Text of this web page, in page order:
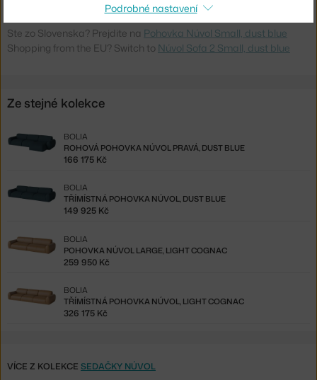
Ste zo Slovenska? Prejdite na Pohovka Núvol Small, dust blue
Shopping from the EU? Switch to Núvol Sofa 2 Small, dust blue
Ze stejné kolekce
ROHOVÁ POHOVKA NÚVOL PRAVÁ, DUST BLUE
BOLIA
166 175 Kč
TŘÍMÍSTNÁ POHOVKA NÚVOL, DUST BLUE
BOLIA
149 925 Kč
POHOVKA NÚVOL LARGE, LIGHT COGNAC
BOLIA
259 950 Kč
TŘÍMÍSTNÁ POHOVKA NÚVOL, LIGHT COGNAC
BOLIA
326 175 Kč
VÍCE Z KOLEKCE SEDAČKY NÚVOL
Podrobné nastavení